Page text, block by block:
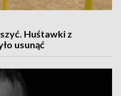
Huśtawki z
usunąć